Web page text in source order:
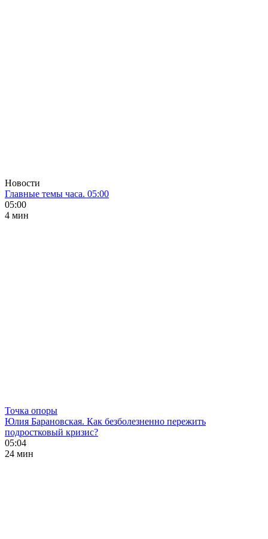
Новости
Главные темы часа. 05:00
05:00
4 мин
Точка опоры
Юлия Барановская. Как безболезненно пережить
подростковый кризис?
05:04
24 мин